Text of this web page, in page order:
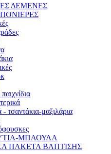
ΔΕΜΕΝΕΣ
τσαντάκια-μαξιλάρια
ΜΠΑΟΥΛΑ
ΠΑΚΕΤΑ ΒΑΠΤΙΣΗΣ